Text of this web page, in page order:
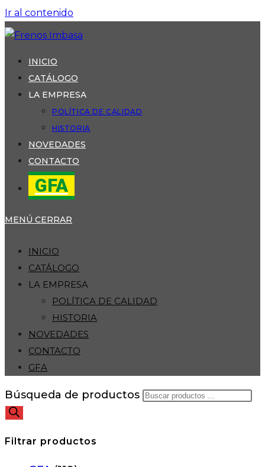
Ir al contenido
INICIO
CATÁLOGO
LA EMPRESA
POLÍTICA DE CALIDAD
HISTORIA
NOVEDADES
CONTACTO
GFA
MENÚ CERRAR
INICIO
CATÁLOGO
LA EMPRESA
POLÍTICA DE CALIDAD
HISTORIA
NOVEDADES
CONTACTO
GFA
Búsqueda de productos
Filtrar productos